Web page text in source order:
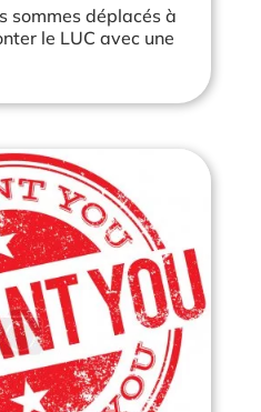
sommes déplacés à
le LUC avec une